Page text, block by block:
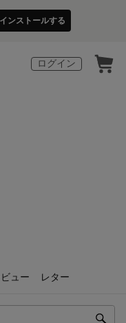
インストールする
ログイン
ュー レター